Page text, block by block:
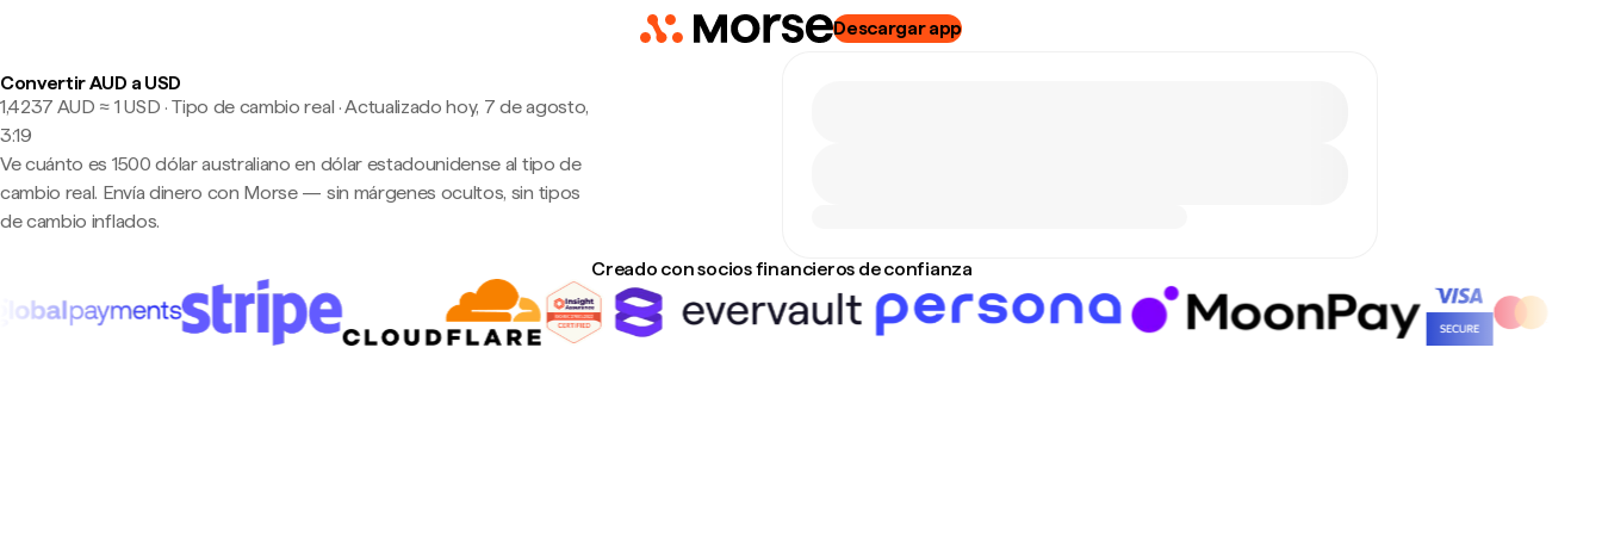
Descargar app
Convertir AUD a USD
1,4237 AUD ≈ 1 USD · Tipo de cambio real ·Actualizado hoy, 7 de agosto,
3:19
Ve cuánto es 1500 dólar australiano en dólar estadounidense al tipo de
cambio real. Envía dinero con Morse — sin márgenes ocultos, sin tipos
de cambio inflados.
Creado con socios financieros de confianza